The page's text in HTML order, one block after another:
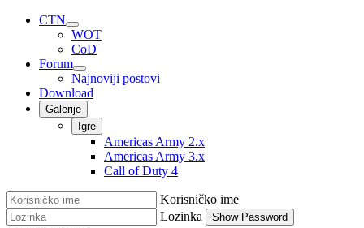
CTN
WOT
CoD
Forum
Najnoviji postovi
Download
Galerije
Igre
Americas Army 2.x
Americas Army 3.x
Call of Duty 4
Korisničko ime
Lozinka
Show Password